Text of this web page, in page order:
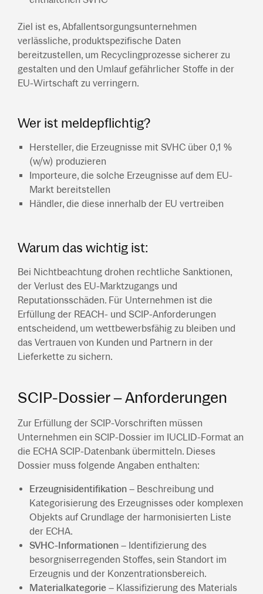
Ziel ist es, Abfallentsorgungsunternehmen
verlässliche, produktspezifische Daten
bereitzustellen, um Recyclingprozesse sicherer zu
gestalten und den Umlauf gefährlicher Stoffe in der
EU-Wirtschaft zu verringern.
Wer ist meldepflichtig?
Hersteller, die Erzeugnisse mit SVHC über 0,1 %
(w/w) produzieren
Importeure, die solche Erzeugnisse auf dem EU-
Markt bereitstellen
Händler, die diese innerhalb der EU vertreiben
Warum das wichtig ist:
Bei Nichtbeachtung drohen rechtliche Sanktionen,
der Verlust des EU-Marktzugangs und
Reputationsschäden. Für Unternehmen ist die
Erfüllung der REACH- und SCIP-Anforderungen
entscheidend, um wettbewerbsfähig zu bleiben und
das Vertrauen von Kunden und Partnern in der
Lieferkette zu sichern.
SCIP-Dossier – Anforderungen
Zur Erfüllung der SCIP-Vorschriften müssen
Unternehmen ein SCIP-Dossier im IUCLID-Format an
die ECHA SCIP-Datenbank übermitteln. Dieses
Dossier muss folgende Angaben enthalten:
Erzeugnisidentifikation – Beschreibung und
Kategorisierung des Erzeugnisses oder komplexen
Objekts auf Grundlage der harmonisierten Liste
der ECHA.
SVHC-Informationen – Identifizierung des
besorgniserregenden Stoffes, sein Standort im
Erzeugnis und der Konzentrationsbereich.
Materialkategorie – Klassifizierung des Materials